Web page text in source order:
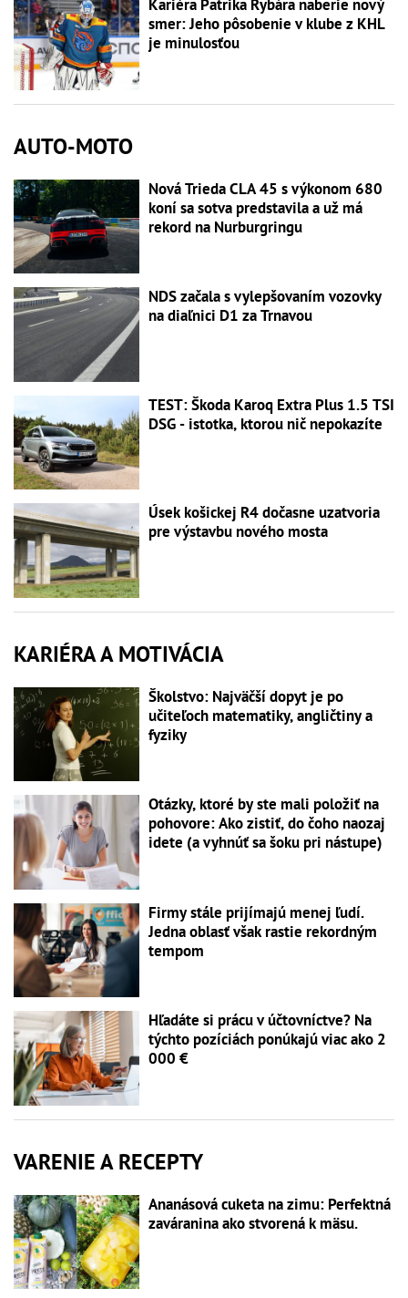
Kariéra Patrika Rybára naberie nový
smer: Jeho pôsobenie v klube z KHL
je minulosťou
AUTO-MOTO
Nová Trieda CLA 45 s výkonom 680
koní sa sotva predstavila a už má
rekord na Nurburgringu
NDS začala s vylepšovaním vozovky
na diaľnici D1 za Trnavou
TEST: Škoda Karoq Extra Plus 1.5 TSI
DSG - istotka, ktorou nič nepokazíte
Úsek košickej R4 dočasne uzatvoria
pre výstavbu nového mosta
KARIÉRA A MOTIVÁCIA
Školstvo: Najväčší dopyt je po
učiteľoch matematiky, angličtiny a
fyziky
Otázky, ktoré by ste mali položiť na
pohovore: Ako zistiť, do čoho naozaj
idete (a vyhnúť sa šoku pri nástupe)
Firmy stále prijímajú menej ľudí.
Jedna oblasť však rastie rekordným
tempom
Hľadáte si prácu v účtovníctve? Na
týchto pozíciách ponúkajú viac ako 2
000 €
VARENIE A RECEPTY
Ananásová cuketa na zimu: Perfektná
zaváranina ako stvorená k mäsu.